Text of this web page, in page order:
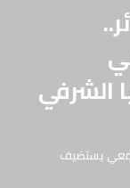
الشرفي
يستضيف